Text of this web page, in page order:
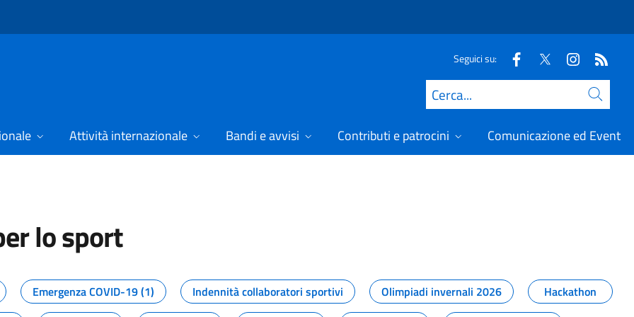
Seguici su:
Cerca
Attività internazionale Bandi e avvisi Contributi e patrocini Comunicazione ed Eventi
lo sport
dal Dipartimento per lo sport
Emergenza COVID-19 (1) Indennità collaboratori sportivi Olimpiadi invernali 2026
Hackathon